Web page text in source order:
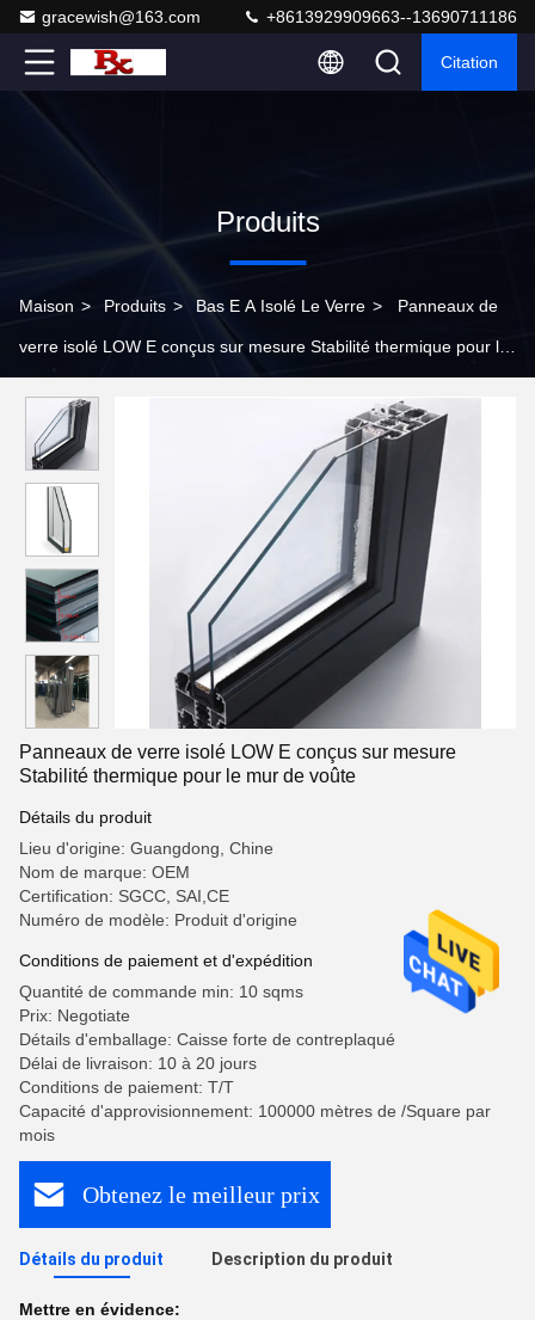
gracewish@163.com +8613929909663--13690711186
Citation
Produits
Maison > Produits > Bas E A Isolé Le Verre > Panneaux de
verre isolé LOW E conçus sur mesure Stabilité thermique pour le
Panneaux de verre isolé LOW E conçus sur mesure
Stabilité thermique pour le mur de voûte
Détails du produit
Lieu d'origine: Guangdong, Chine
Nom de marque: OEM
Certification: SGCC, SAI,CE
Numéro de modèle: Produit d'origine
Conditions de paiement et d'expédition
Quantité de commande min: 10 sqms
Prix: Negotiate
Détails d'emballage: Caisse forte de contreplaqué
Délai de livraison: 10 à 20 jours
Conditions de paiement: T/T
Capacité d'approvisionnement: 100000 mètres de /Square par
mois
Obtenez le meilleur prix
Détails du produit Description du produit
Mettre en évidence: